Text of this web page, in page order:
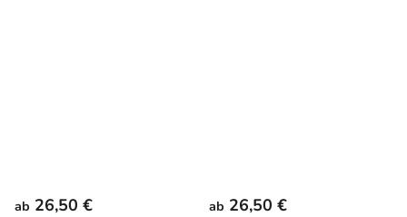
ab 26,50 € ab 26,50 €